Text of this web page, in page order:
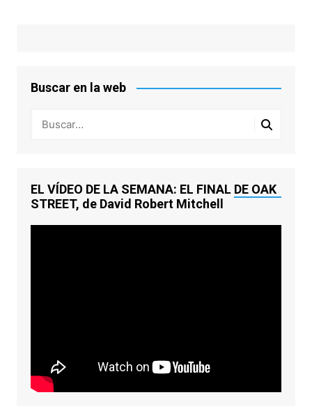
Buscar en la web
EL VÍDEO DE LA SEMANA: EL FINAL DE OAK
STREET, de David Robert Mitchell